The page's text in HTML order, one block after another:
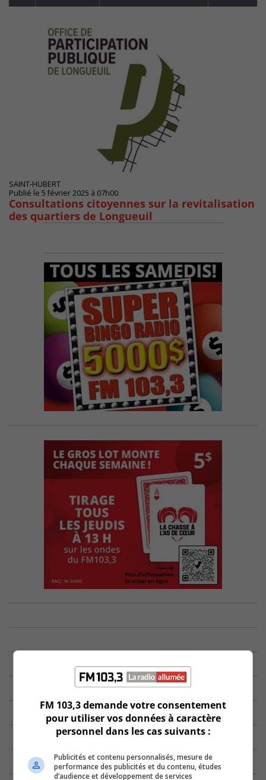
SAINT-HUBERT
Publié le 5 février 2025 à 07h00
Consultations citoyennes sur la revitalisation
des quartiers de Longueuil
FM 103,3 demande votre consentement
pour utiliser vos données à caractère
personnel dans les cas suivants :
Publicités et contenu personnalisés, mesure de
performance des publicités et du contenu, études
d’audience et développement de services